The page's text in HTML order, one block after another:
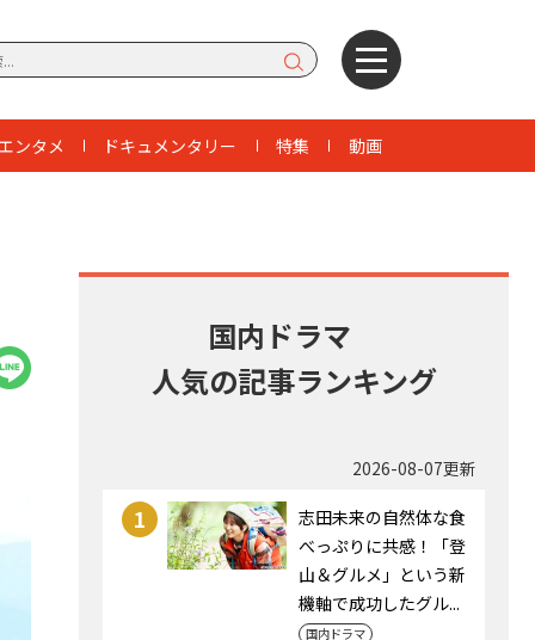
ンタメ ドキュメンタリー 特集 動画
国内ドラマ
人気の記事ランキング
2026-08-07更新
1
志田未来の自然体な食
べっぷりに共感！「登
山＆グルメ」という新
機軸で成功したグル...
国内ドラマ